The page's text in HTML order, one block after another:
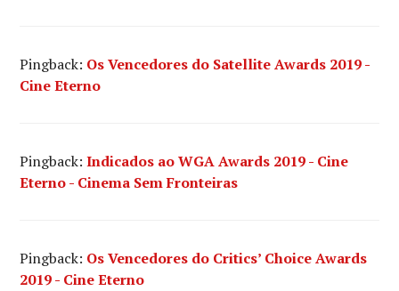
Pingback: Os Vencedores do Satellite Awards 2019 -
Cine Eterno
Pingback:Indicados ao WGA Awards 2019 - Cine
Eterno - Cinema Sem Fronteiras
Pingback: Os Vencedores do Critics’ Choice Awards
2019 - Cine Eterno